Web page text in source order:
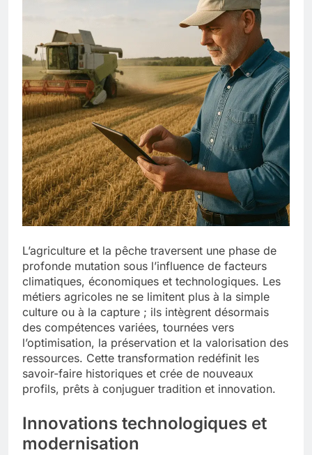
L’agriculture et la pêche traversent une phase de
profonde mutation sous l’influence de facteurs
climatiques, économiques et technologiques. Les
métiers agricoles ne se limitent plus à la simple
culture ou à la capture ; ils intègrent désormais
des compétences variées, tournées vers
l’optimisation, la préservation et la valorisation des
ressources. Cette transformation redéfinit les
savoir-faire historiques et crée de nouveaux
profils, prêts à conjuguer tradition et innovation.
Innovations technologiques et
modernisation